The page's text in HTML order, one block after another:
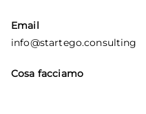
Email
info@startego.consulting
Cosa facciamo